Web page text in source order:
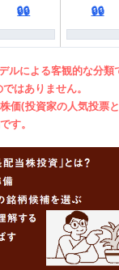
🔒🔒 🔒🔒
ルによる客観的な分類
はありません。
価(投資家の人気投票
す。